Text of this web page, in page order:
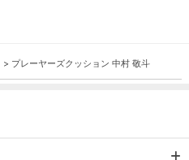
> プレーヤーズクッション 中村 敬斗